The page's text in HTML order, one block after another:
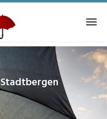
Stadtbergen